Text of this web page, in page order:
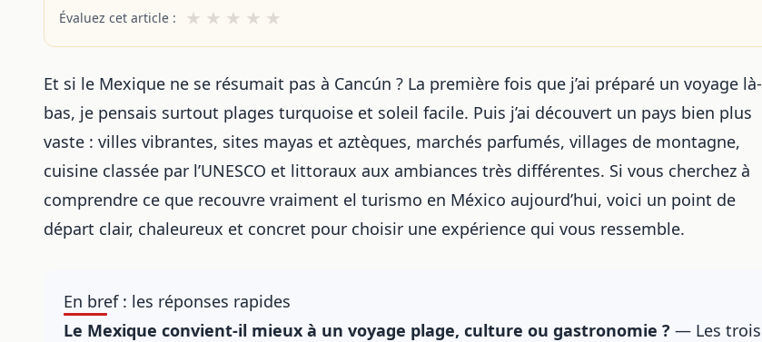
Évaluez cet article : ★ ★ ★ ★ ★
Et si le Mexique ne se résumait pas à Cancún ? La première fois que j’ai préparé un voyage là-
bas, je pensais surtout plages turquoise et soleil facile. Puis j’ai découvert un pays bien plus
vaste : villes vibrantes, sites mayas et aztèques, marchés parfumés, villages de montagne,
cuisine classée par l’UNESCO et littoraux aux ambiances très différentes. Si vous cherchez à
comprendre ce que recouvre vraiment el turismo en México aujourd’hui, voici un point de
départ clair, chaleureux et concret pour choisir une expérience qui vous ressemble.
En bref : les réponses rapides
Le Mexique convient-il mieux à un voyage plage, culture ou gastronomie ? — Les trois